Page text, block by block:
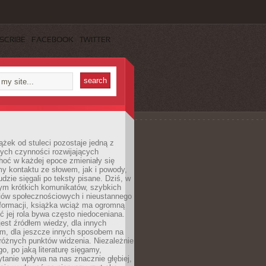
FACEBOOK TWITTER
od stuleci pozostaje jedną z
czynności rozwijających
w każdej epoce zmieniały się
kontaktu ze słowem, jak i powody,
sięgali po teksty pisane. Dziś, w
krótkich komunikatów, szybkich
społecznościowych i nieustannego
książka wciąż ma ogromną
jej rola bywa często niedoceniana.
źródłem wiedzy, dla innych
dla jeszcze innych sposobem na
punktów widzenia. Niezależnie
po jaką literaturę sięgamy,
wpływa na nas znacznie głębiej,